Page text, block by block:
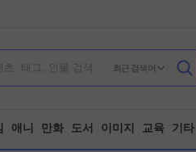
최근 검색어
애니 만화 도서 이미지 교육 기타